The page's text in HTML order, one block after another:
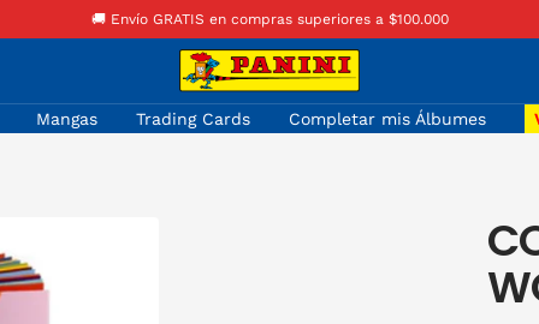
🚚 Envío GRATIS en compras superiores a $100.000
Panini
Colombia
Mangas Trading Cards Completar mis Álbumes